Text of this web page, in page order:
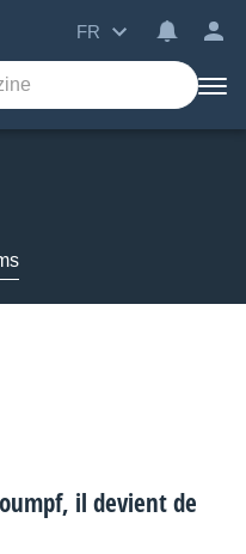
FR
il devient de